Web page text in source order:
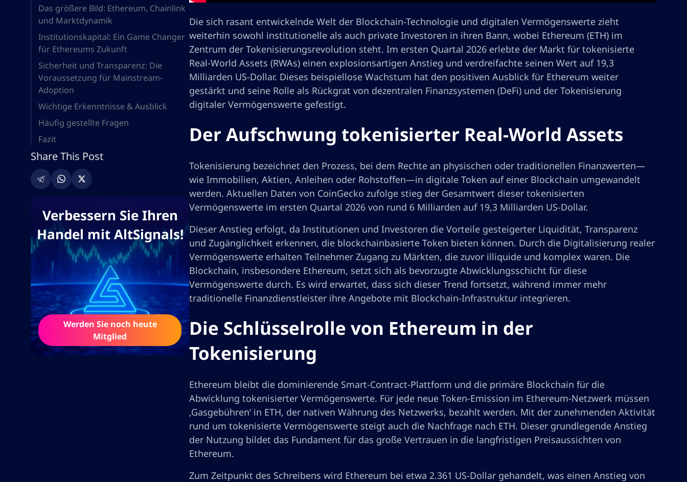
Das größere Bild: Ethereum, Chainlink
und Marktdynamik
Institutionskapital: Ein Game Changer
für Ethereums Zukunft
Sicherheit und Transparenz: Die
Voraussetzung für Mainstream-
Adoption
Wichtige Erkenntnisse & Ausblick
Häufig gestellte Fragen
Fazit
Share This Post
Verbessern Sie Ihren
Handel mit AltSignals!
Werden Sie noch heute
Mitglied
Die sich rasant entwickelnde Welt der Blockchain-Technologie und digitalen Vermögenswerte zieht
weiterhin sowohl institutionelle als auch private Investoren in ihren Bann, wobei Ethereum (ETH) im
Zentrum der Tokenisierungsrevolution steht. Im ersten Quartal 2026 erlebte der Markt für tokenisierte
Real-World Assets (RWAs) einen explosionsartigen Anstieg und verdreifachte seinen Wert auf 19,3
Milliarden US-Dollar. Dieses beispiellose Wachstum hat den positiven Ausblick für Ethereum weiter
gestärkt und seine Rolle als Rückgrat von dezentralen Finanzsystemen (DeFi) und der Tokenisierung
digitaler Vermögenswerte gefestigt.
Der Aufschwung tokenisierter Real-World Assets
Tokenisierung bezeichnet den Prozess, bei dem Rechte an physischen oder traditionellen Finanzwerten—
wie Immobilien, Aktien, Anleihen oder Rohstoffen—in digitale Token auf einer Blockchain umgewandelt
werden. Aktuellen Daten von CoinGecko zufolge stieg der Gesamtwert dieser tokenisierten
Vermögenswerte im ersten Quartal 2026 von rund 6 Milliarden auf 19,3 Milliarden US-Dollar.
Dieser Anstieg erfolgt, da Institutionen und Investoren die Vorteile gesteigerter Liquidität, Transparenz
und Zugänglichkeit erkennen, die blockchainbasierte Token bieten können. Durch die Digitalisierung realer
Vermögenswerte erhalten Teilnehmer Zugang zu Märkten, die zuvor illiquide und komplex waren. Die
Blockchain, insbesondere Ethereum, setzt sich als bevorzugte Abwicklungsschicht für diese
Vermögenswerte durch. Es wird erwartet, dass sich dieser Trend fortsetzt, während immer mehr
traditionelle Finanzdienstleister ihre Angebote mit Blockchain-Infrastruktur integrieren.
Die Schlüsselrolle von Ethereum in der
Tokenisierung
Ethereum bleibt die dominierende Smart-Contract-Plattform und die primäre Blockchain für die
Abwicklung tokenisierter Vermögenswerte. Für jede neue Token-Emission im Ethereum-Netzwerk müssen
‚Gasgebühren‘ in ETH, der nativen Währung des Netzwerks, bezahlt werden. Mit der zunehmenden Aktivität
rund um tokenisierte Vermögenswerte steigt auch die Nachfrage nach ETH. Dieser grundlegende Anstieg
der Nutzung bildet das Fundament für das große Vertrauen in die langfristigen Preisaussichten von
Ethereum.
Zum Zeitpunkt des Schreibens wird Ethereum bei etwa 2.361 US-Dollar gehandelt, was einen Anstieg von